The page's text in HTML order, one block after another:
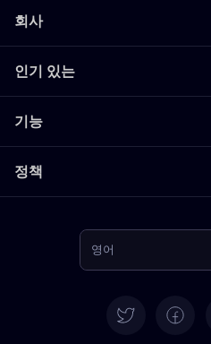
회사
인기 있는
기능
정책
영어